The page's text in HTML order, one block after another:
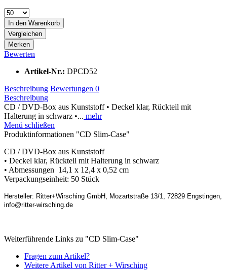
In den Warenkorb
Vergleichen
Merken
Bewerten
Artikel-Nr.: DPCD52
Beschreibung Bewertungen 0
Beschreibung
CD / DVD-Box aus Kunststoff • Deckel klar, Rückteil mit
Halterung in schwarz •... mehr
Menü schließen
Produktinformationen "CD Slim-Case"
CD / DVD-Box aus Kunststoff
• Deckel klar, Rückteil mit Halterung in schwarz
• Abmessungen 14,1 x 12,4 x 0,52 cm
Verpackungseinheit: 50 Stück
Hersteller: Ritter+Wirsching GmbH, Mozartstraße 13/1, 72829 Engstingen,
info@ritter-wirsching.de
Weiterführende Links zu "CD Slim-Case"
Fragen zum Artikel?
Weitere Artikel von Ritter + Wirsching